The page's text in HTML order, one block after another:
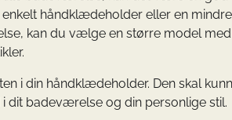
håndklædeholder eller en mindre
kan du vælge en større model
i din håndklædeholder. Den skal
dit badeværelse og din personlige stil.